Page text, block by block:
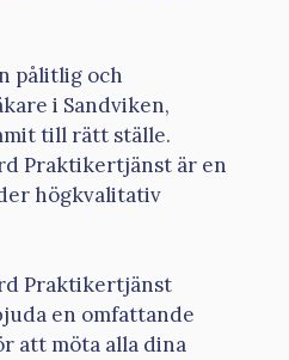
pålitlig och
i Sandviken,
till rätt ställe.
Praktikertjänst är en
högkvalitativ
Praktikertjänst
en omfattande
att möta alla dina